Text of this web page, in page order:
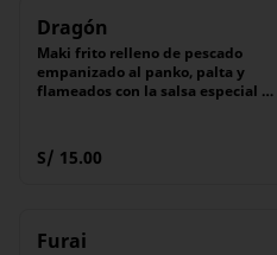
Dragón
Maki frito relleno de pescado
empanizado al panko, palta y
flameados con la salsa especial
(6 unidades).
S/ 15.00
Furai